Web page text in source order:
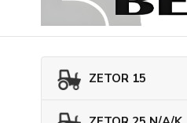
ZETOR 15